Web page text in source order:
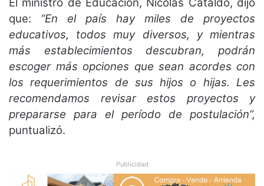
que: “En el país hay miles de proyectos
educativos, todos muy diversos, y mientras
más establecimientos descubran, podrán
escoger más opciones que sean acordes con
los requerimientos de sus hijos o hijas. Les
recomendamos revisar estos proyectos y
prepararse para el período de postulación”,
puntualizó.
Publicidad